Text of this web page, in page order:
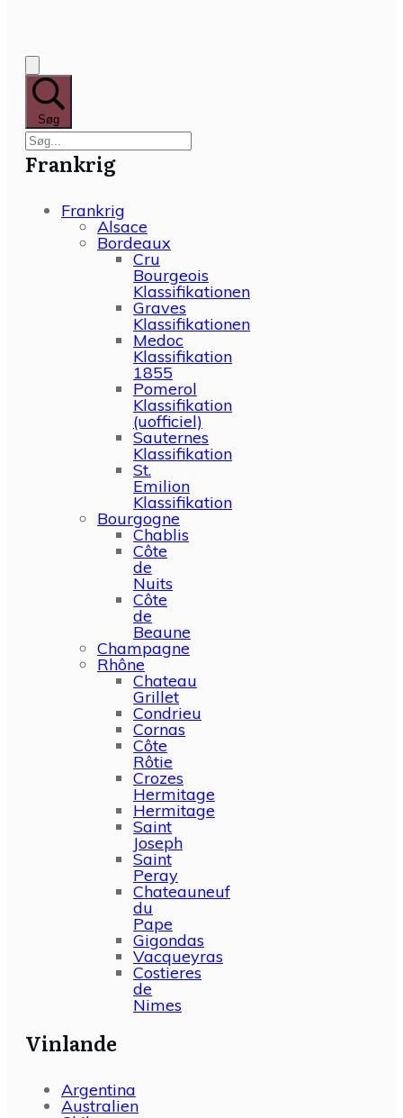
Søg
Frankrig
Frankrig
Alsace
Bordeaux
Cru
Bourgeois
Klassifikationen
Graves
Klassifikationen
Medoc
Klassifikation
1855
Pomerol
Klassifikation
(uofficiel)
Sauternes
Klassifikation
St.
Emilion
Klassifikation
Bourgogne
Chablis
Côte
de
Nuits
Côte
de
Beaune
Champagne
Rhône
Chateau
Grillet
Condrieu
Cornas
Côte
Rôtie
Crozes
Hermitage
Hermitage
Saint
Joseph
Saint
Peray
Chateauneuf
du
Pape
Gigondas
Vacqueyras
Costieres
de
Nimes
Vinlande
Argentina
Australien